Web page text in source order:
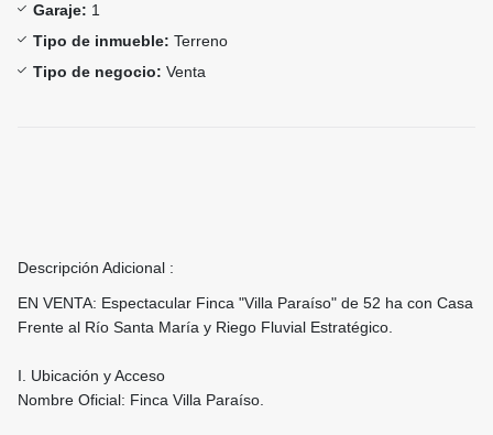
Garaje: 1
Tipo de inmueble: Terreno
Tipo de negocio: Venta
Descripción Adicional :
EN VENTA: Espectacular Finca "Villa Paraíso" de 52 ha con Casa
Frente al Río Santa María y Riego Fluvial Estratégico.
I. Ubicación y Acceso
Nombre Oficial: Finca Villa Paraíso.